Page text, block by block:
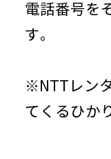
電話番号を
す。
※NTTレン
てくるひか